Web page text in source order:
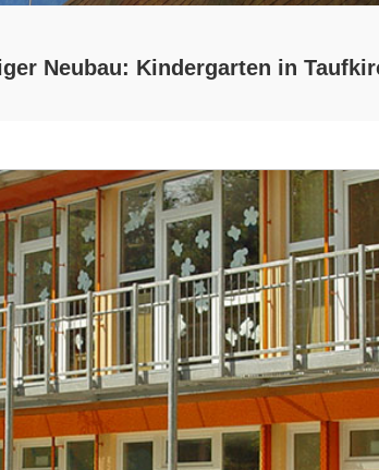
Neubau: Kindergarten in